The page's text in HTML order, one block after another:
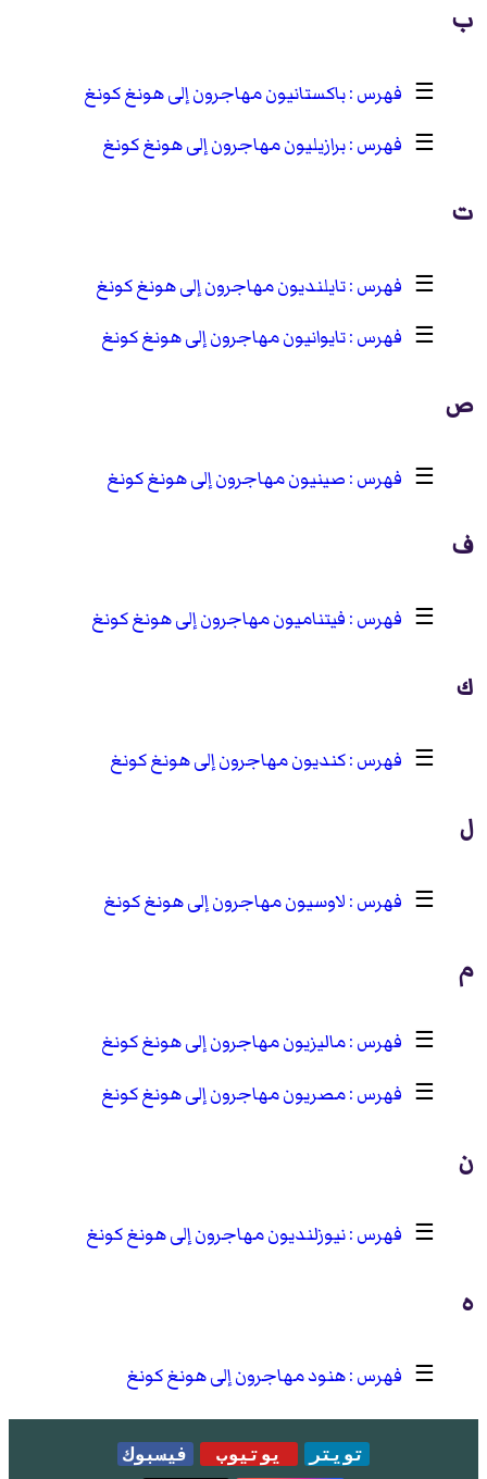
ب
☰
باكستانيون مهاجرون إلى هونغ كونغ
☰
برازيليون مهاجرون إلى هونغ كونغ
ت
☰
تايلنديون مهاجرون إلى هونغ كونغ
☰
تايوانيون مهاجرون إلى هونغ كونغ
ص
☰ صينيون مهاجرون إلى هونغ كونغ
ف
☰ فيتناميون مهاجرون إلى هونغ كونغ
ك
☰ كنديون مهاجرون إلى هونغ كونغ
ل
☰ لاوسيون مهاجرون إلى هونغ كونغ
م
☰
ماليزيون مهاجرون إلى هونغ كونغ
☰
مصريون مهاجرون إلى هونغ كونغ
ن
☰ نيوزلنديون مهاجرون إلى هونغ كونغ
ه
☰ هنود مهاجرون إلى هونغ كونغ
تويتر يوتيوب فيسبوك